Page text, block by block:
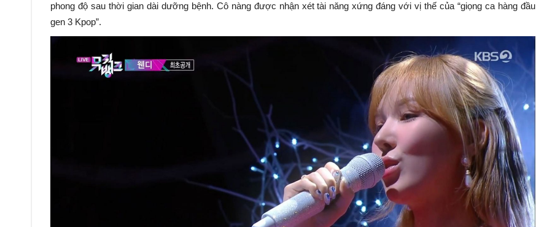
phong độ sau thời gian dài dưỡng bệnh. Cô nàng được nhận xét tài năng xứng đáng với vị thế của “giọng ca hàng đầu
gen 3 Kpop”.